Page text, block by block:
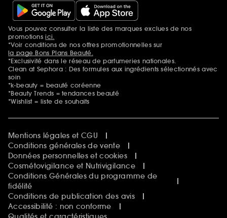
Mentions additionnelles
Vous pouvez consulter la liste des marques exclues de nos
promotionsici.
*Voir conditions de nos offres promotionnelles sur
la page Bons Plans Beauté.
*Exclusivité dans le réseau de parfumeries nationales.
Clean at Sephora : Des formules aux ingrédients sélectionnés avec
soin
*k-beauty = beauté coréenne
*Beauty Trends = tendances beauté
*Wishlist = liste de souhaits
Mentions légales et CGU
Conditions générales de vente
Données personnelles et cookies
Cosmétovigilance et Nutrivigilance
Conditions Générales du programme de
fidélité
Conditions de publication des avis
Accessibilité : non conforme